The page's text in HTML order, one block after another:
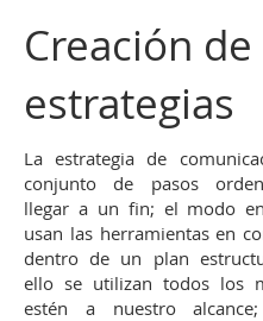
Creación de
estrategias
La estrategia de
conjunto de pasos
llegar a un fin; el modo
usan las herramientas en
dentro de un plan
ello se utilizan todos los
estén a nuestro